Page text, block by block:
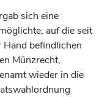
sich eine
auf die seit
befindlichen
Münzrecht,
wieder in die